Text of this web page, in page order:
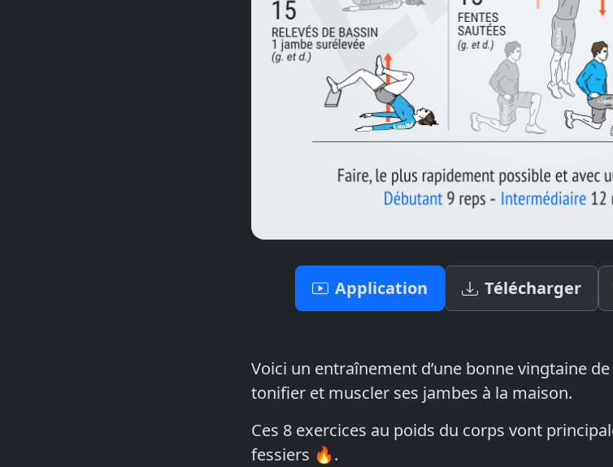
Application Télécharger
Voici un entraînement d’une bonne vingtaine
tonifier et muscler ses jambes à la maison.
Ces 8 exercices au poids du corps vont
fessiers 🔥.